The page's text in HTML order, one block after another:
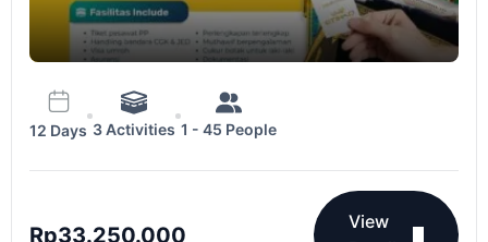
12 Days 3 Activities 1 - 45 People
Rp33.250.000
View